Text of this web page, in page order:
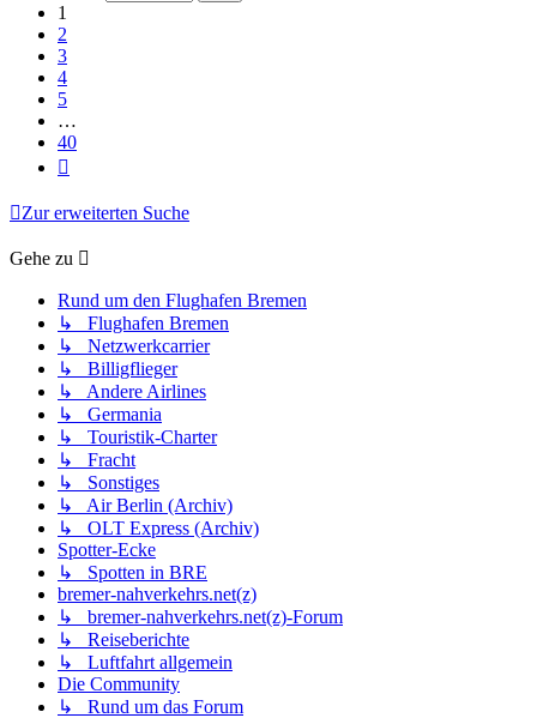
1
2
3
4
5
…
40
Zur erweiterten Suche
Gehe zu
Rund um den Flughafen Bremen
↳ Flughafen Bremen
↳ Netzwerkcarrier
↳ Billigflieger
↳ Andere Airlines
↳ Germania
↳ Touristik-Charter
↳ Fracht
↳ Sonstiges
↳ Air Berlin (Archiv)
↳ OLT Express (Archiv)
Spotter-Ecke
↳ Spotten in BRE
bremer-nahverkehrs.net(z)
↳ bremer-nahverkehrs.net(z)-Forum
↳ Reiseberichte
↳ Luftfahrt allgemein
Die Community
↳ Rund um das Forum